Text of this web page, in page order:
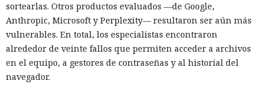
sortearlas. Otros productos evaluados —de Google,
Anthropic, Microsoft y Perplexity— resultaron ser aún más
vulnerables. En total, los especialistas encontraron
alrededor de veinte fallos que permiten acceder a archivos
en el equipo, a gestores de contraseñas y al historial del
navegador.
Los desarrolladores, que durante años soportaron fallos